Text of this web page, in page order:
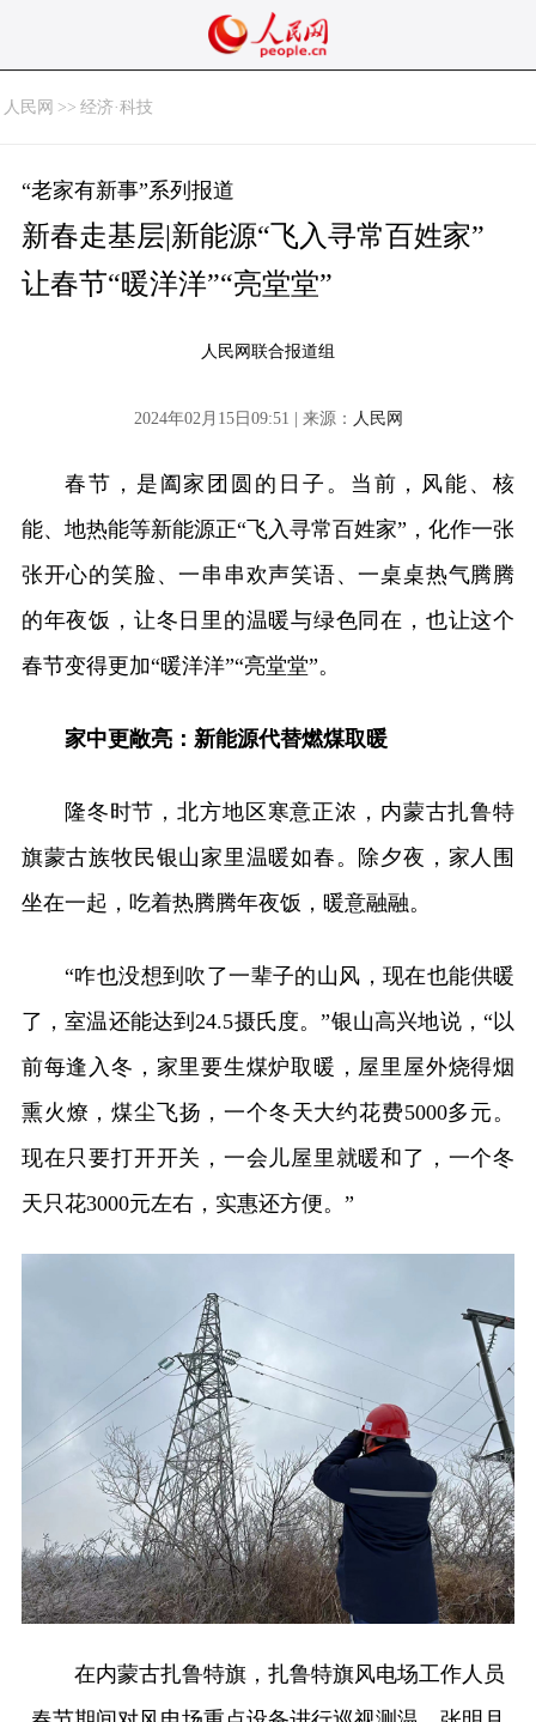
人民网 >> 经济·科技
“老家有新事”系列报道
新春走基层|新能源“飞入寻常百姓家”
让春节“暖洋洋”“亮堂堂”
人民网联合报道组
2024年02月15日09:51 | 来源： 人民网
春节，是阖家团圆的日子。当前，风能、核
能、地热能等新能源正“飞入寻常百姓家”，化作一张
张开心的笑脸、一串串欢声笑语、一桌桌热气腾腾
的年夜饭，让冬日里的温暖与绿色同在，也让这个
春节变得更加“暖洋洋”“亮堂堂”。
家中更敞亮：新能源代替燃煤取暖
隆冬时节，北方地区寒意正浓，内蒙古扎鲁特
旗蒙古族牧民银山家里温暖如春。除夕夜，家人围
坐在一起，吃着热腾腾年夜饭，暖意融融。
“咋也没想到吹了一辈子的山风，现在也能供暖
了，室温还能达到24.5摄氏度。”银山高兴地说，“以
前每逢入冬，家里要生煤炉取暖，屋里屋外烧得烟
熏火燎，煤尘飞扬，一个冬天大约花费5000多元。
现在只要打开开关，一会儿屋里就暖和了，一个冬
天只花3000元左右，实惠还方便。”
在内蒙古扎鲁特旗，扎鲁特旗风电场工作人员